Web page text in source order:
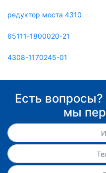
редуктор моста 4310
65111-1800020-21
4308-1170245-01
Есть вопросы?
мы